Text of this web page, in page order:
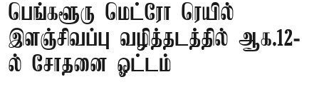
பெங்களூரு மெட்ரோ ரெயில்
இளஞ்சிவப்பு வழித்தடத்தில் ஆக.12-
ல் சோதனை ஓட்டம்